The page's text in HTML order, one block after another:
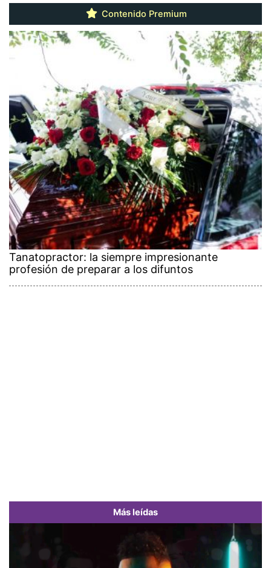
Contenido Premium
Tanatopractor: la siempre impresionante
profesión de preparar a los difuntos
Más leídas